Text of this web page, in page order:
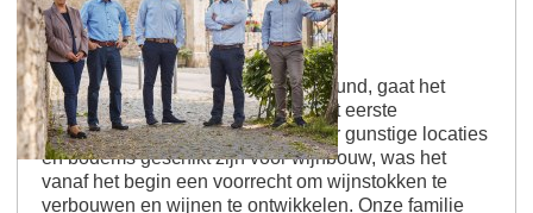
Wasem wijnmakerij
In ons thuisland, de Ingelheimer Grund, gaat het
begin van de wijnbouw terug tot het eerste
millennium. Omdat alleen bijzonder gunstige locaties
en bodems geschikt zijn voor wijnbouw, was het
vanaf het begin een voorrecht om wijnstokken te
verbouwen en wijnen te ontwikkelen. Onze familie